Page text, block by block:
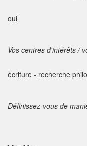
oui
Vos centres d'intérêts /
écriture - recherche
Définissez-vous de